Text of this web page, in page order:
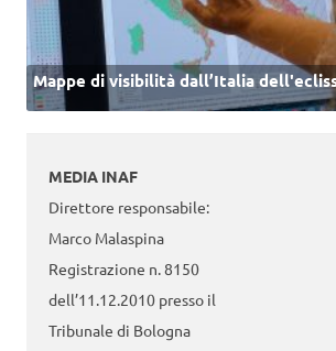
Mappe di visibilità dall’Italia
MEDIA INAF
Direttore responsabile:
Marco Malaspina
Registrazione n. 8150
dell’11.12.2010 presso il
Tribunale di Bologna